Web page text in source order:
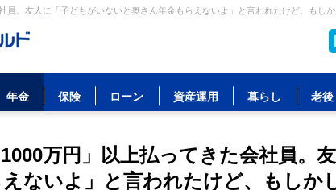
員。友人に「子どもがいないと奥さん年金もらえないよ」と言われたけど、もし
年金 保険 ローン 資産運用 暮らし 老後
万円」以上払ってきた会社員。
ないよ」と言われたけど、もしか